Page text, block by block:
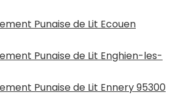
Punaise de Lit Ecouen
Punaise de Lit Enghien-les-
Punaise de Lit Ennery 95300